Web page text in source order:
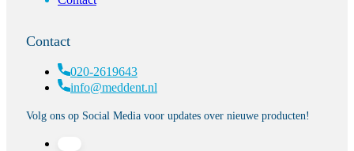
Contact
020-2619643
info@meddent.nl
Volg ons op Social Media voor updates over nieuwe producten!